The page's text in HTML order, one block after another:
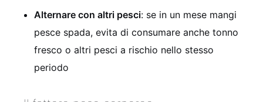
Alternare con altri pesci: se in un mese mangi
pesce spada, evita di consumare anche tonno
fresco o altri pesci a rischio nello stesso
periodo